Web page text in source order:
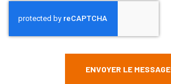
ENVOYER LE MESSAGE